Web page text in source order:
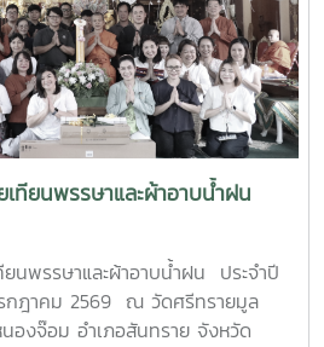
ามรู้ทั้งภาคทฤษฎีและภาคปฏิบัติเกี่ยว
ต์ การประยุกต์ใช้งานในภาค
ช้งานเทคโนโลยีระบบอัตโนมัติ เพื่อให้
สบการณ์จริงและสามารถนำองค์ความ
และการประกอบอาชีพในอนาคต โดย
ะสงค์เพื่อพัฒนาสมรรถนะด้าน
ติ เสริมสร้างทักษะวิชาชีพที่สอดคล้อง
สาหกรรมยุคใหม่ พร้อมยกระดับ
อมเข้าสู่การทำงานในอุตสาหกรรม
ะพัฒนากำลังคนอาชีวศึกษาเฉพาะ
รั้ว ชมพู - ฟ้าดูรูปเพิ่มเติม :
drive/folders/
ทียนพรรษาและผ้าอาบน้ำฝน
นพรรษาและผ้าอาบน้ำฝน ประจำปี
กฎาคม 2569 ณ วัดศรีทรายมูล
องจ๊อม อำเภอสันทราย จังหวัด